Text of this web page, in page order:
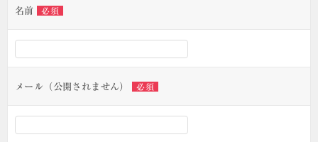
ー
シ
ョ
ン
名前 必須
メール（公開されません） 必須